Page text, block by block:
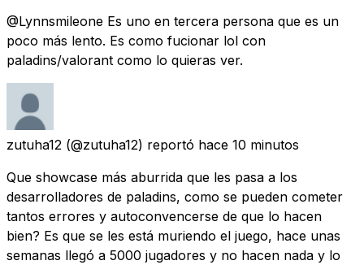
@Lynnsmileone Es uno en tercera persona que es un
poco más lento. Es como fucionar lol con
paladins/valorant como lo quieras ver.
zutuha12 (@zutuha12) reportó hace 10 minutos
Que showcase más aburrida que les pasa a los
desarrolladores de paladins, como se pueden cometer
tantos errores y autoconvencerse de que lo hacen
bien? Es que se les está muriendo el juego, hace unas
semanas llegó a 5000 jugadores y no hacen nada y lo